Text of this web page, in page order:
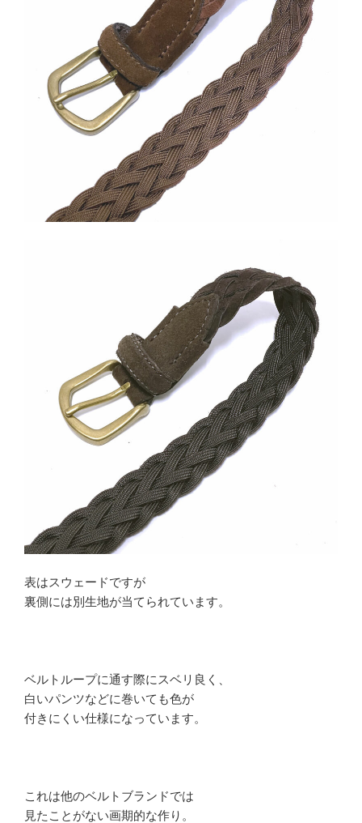
表はスウェードですが
裏側には別生地が当てられています。
ベルトループに通す際にスベリ良く、
白いパンツなどに巻いても色が
付きにくい仕様になっています。
これは他のベルトブランドでは
見たことがない画期的な作り。